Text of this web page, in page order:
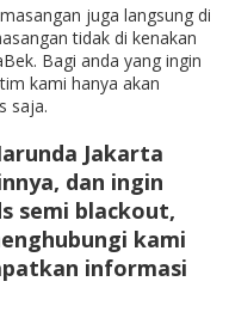
juga langsung di
tidak di kenakan
Bagi anda yang ingin
kami hanya akan
saja.
Jakarta
dan ingin
semi blackout,
kami
informasi